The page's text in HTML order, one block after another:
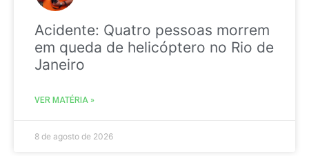
Acidente: Quatro pessoas morrem
em queda de helicóptero no Rio de
Janeiro
VER MATÉRIA »
8 de agosto de 2026